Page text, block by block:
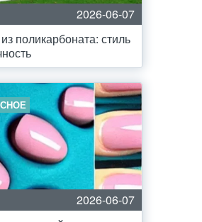
2026-06-07
поликарбоната: стиль
2026-06-07